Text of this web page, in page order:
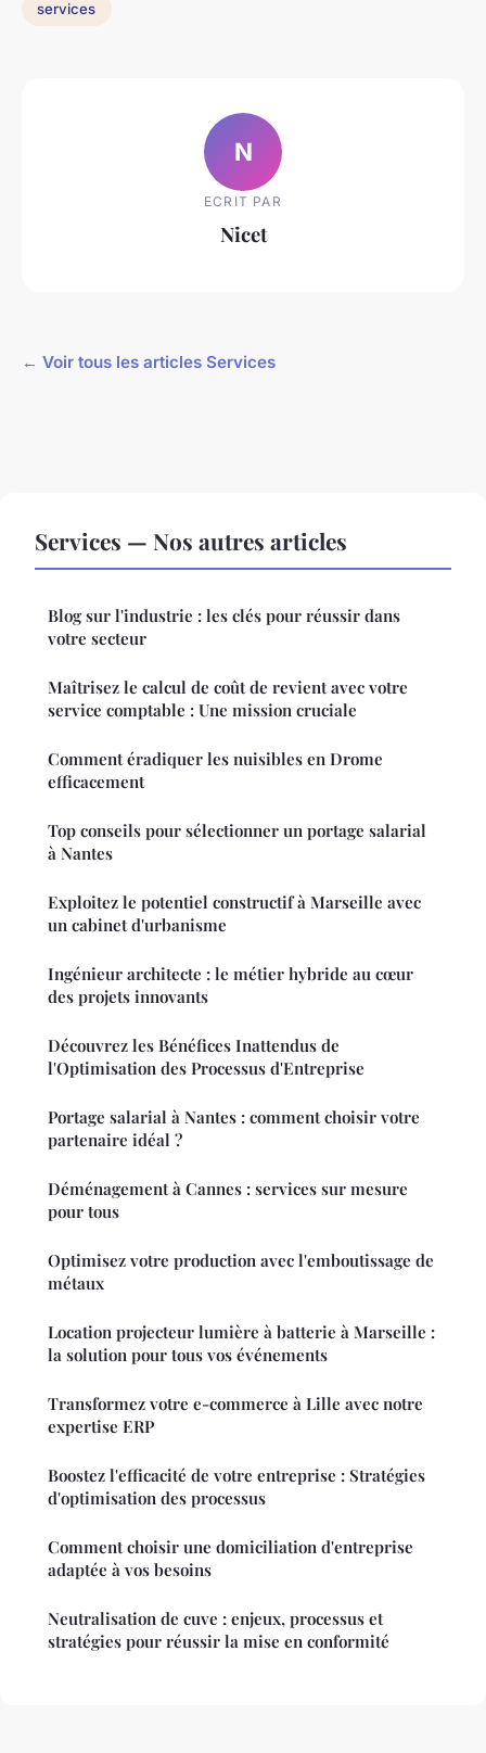
services
N
ECRIT PAR
Nicet
← Voir tous les articles Services
Services — Nos autres articles
Blog sur l'industrie : les clés pour réussir dans
votre secteur
Maîtrisez le calcul de coût de revient avec votre
service comptable : Une mission cruciale
Comment éradiquer les nuisibles en Drome
efficacement
Top conseils pour sélectionner un portage salarial
à Nantes
Exploitez le potentiel constructif à Marseille avec
un cabinet d'urbanisme
Ingénieur architecte : le métier hybride au cœur
des projets innovants
Découvrez les Bénéfices Inattendus de
l'Optimisation des Processus d'Entreprise
Portage salarial à Nantes : comment choisir votre
partenaire idéal ?
Déménagement à Cannes : services sur mesure
pour tous
Optimisez votre production avec l'emboutissage de
métaux
Location projecteur lumière à batterie à Marseille :
la solution pour tous vos événements
Transformez votre e-commerce à Lille avec notre
expertise ERP
Boostez l'efficacité de votre entreprise : Stratégies
d'optimisation des processus
Comment choisir une domiciliation d'entreprise
adaptée à vos besoins
Neutralisation de cuve : enjeux, processus et
stratégies pour réussir la mise en conformité